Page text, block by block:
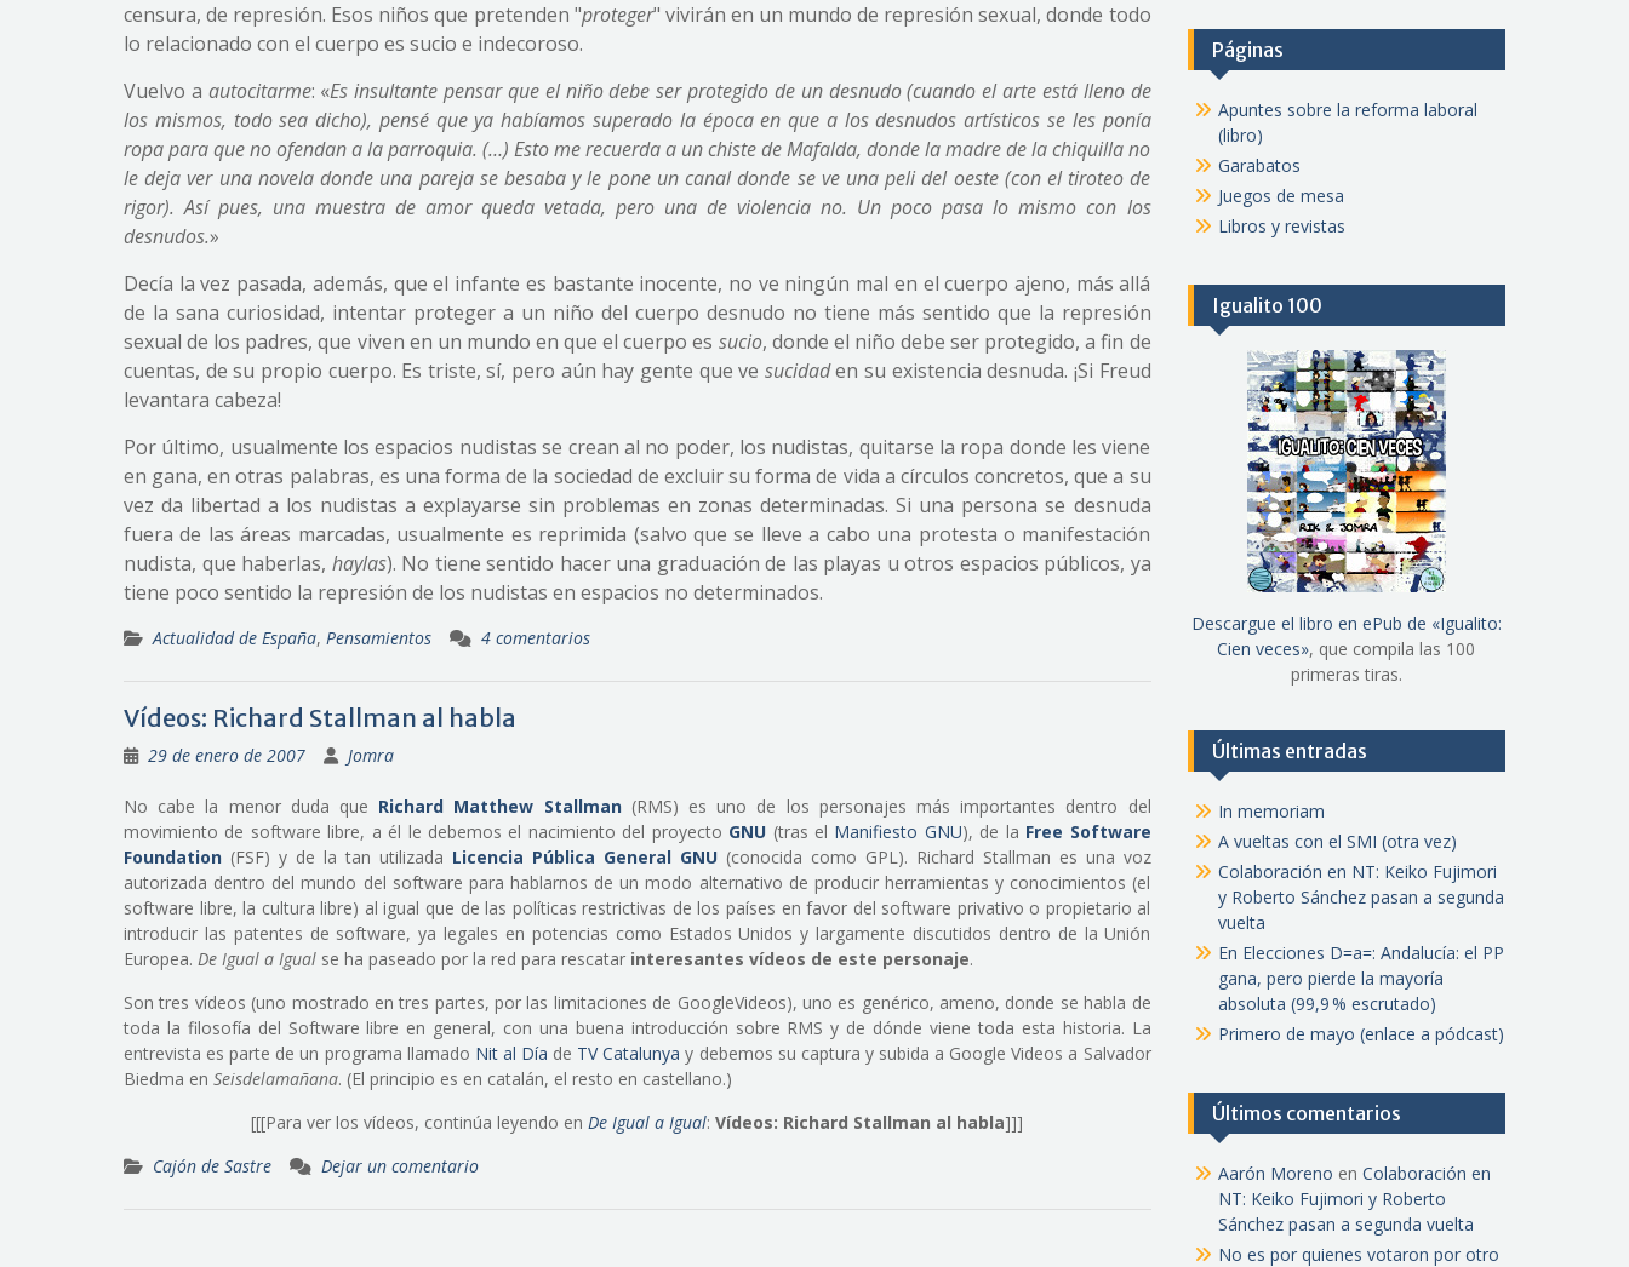
censura, de represión. Esos niños que pretenden "proteger" vivirán en un mundo de represión sexual, donde todo
lo relacionado con el cuerpo es sucio e indecoroso.
Vuelvo a autocitarme: «Es insultante pensar que el niño debe ser protegido de un desnudo (cuando el arte está lleno de
los mismos, todo sea dicho), pensé que ya habíamos superado la época en que a los desnudos artísticos se les ponía
ropa para que no ofendan a la parroquia. (…) Esto me recuerda a un chiste de Mafalda, donde la madre de la chiquilla no
le deja ver una novela donde una pareja se besaba y le pone un canal donde se ve una peli del oeste (con el tiroteo de
rigor). Así pues, una muestra de amor queda vetada, pero una de violencia no. Un poco pasa lo mismo con los
desnudos.»
Decía la vez pasada, además, que el infante es bastante inocente, no ve ningún mal en el cuerpo ajeno, más allá
de la sana curiosidad, intentar proteger a un niño del cuerpo desnudo no tiene más sentido que la represión
sexual de los padres, que viven en un mundo en que el cuerpo es sucio, donde el niño debe ser protegido, a fin de
cuentas, de su propio cuerpo. Es triste, sí, pero aún hay gente que ve sucidaden su existencia desnuda. ¡Si Freud
levantara cabeza!
Por último, usualmente los espacios nudistas se crean al no poder, los nudistas, quitarse la ropa donde les viene
en gana, en otras palabras, es una forma de la sociedad de excluir su forma de vida a círculos concretos, que a su
vez da libertad a los nudistas a explayarse sin problemas en zonas determinadas. Si una persona se desnuda
fuera de las áreas marcadas, usualmente es reprimida (salvo que se lleve a cabo una protesta o manifestación
nudista, que haberlas, haylas). No tiene sentido hacer una graduación de las playas u otros espacios públicos, ya
tiene poco sentido la represión de los nudistas en espacios no determinados.
Actualidad de España, Pensamientos 4 comentarios
Vídeos: Richard Stallman al habla
29 de enero de 2007 Jomra
No cabe la menor duda que Richard Matthew Stallman(RMS) es uno de los personajes más importantes dentro del
movimiento de software libre, a él le debemos el nacimiento del proyecto GNU (tras el Manifiesto GNU), de la Free Software
Foundation (FSF) y de la tan utilizada Licencia Pública General GNU(conocida como GPL). Richard Stallman es una voz
autorizada dentro del mundo del software para hablarnos de un modo alternativo de producir herramientas y conocimientos (el
software libre, la cultura libre) al igual que de las políticas restrictivas de los países en favor del software privativo o propietario al
introducir las patentes de software, ya legales en potencias como Estados Unidos y largamente discutidos dentro de la Unión
Europea. De Igual a Igual se ha paseado por la red para rescatar interesantes vídeos de este personaje.
Son tres vídeos (uno mostrado en tres partes, por las limitaciones de GoogleVideos), uno es genérico, ameno, donde se habla de
toda la filosofía del Software libre en general, con una buena introducción sobre RMS y de dónde viene toda esta historia. La
entrevista es parte de un programa llamado Nit al Día de TV Catalunya y debemos su captura y subida a Google Videos a Salvador
Biedma en Seisdelamañana. (El principio es en catalán, el resto en castellano.)
[[[Para ver los vídeos, continúa leyendo enDe Igual a Igual:Vídeos: Richard Stallman al habla]]]
Cajón de Sastre
Dejar un comentario
Páginas
Apuntes sobre la reforma laboral
(libro)
Garabatos
Juegos de mesa
Libros y revistas
Igualito 100
Descargue el libro en ePub de «Igualito:
Cien veces», que compila las 100
primeras tiras.
Últimas entradas
In memoriam
A vueltas con el SMI (otra vez)
Colaboración en NT: Keiko Fujimori
y Roberto Sánchez pasan a segunda
vuelta
En Elecciones D=a=: Andalucía: el PP
gana, pero pierde la mayoría
absoluta (99,9 % escrutado)
Primero de mayo (enlace a pódcast)
Últimos comentarios
Aarón Moreno en Colaboración en
NT: Keiko Fujimori y Roberto
Sánchez pasan a segunda vuelta
No es por quienes votaron por otro